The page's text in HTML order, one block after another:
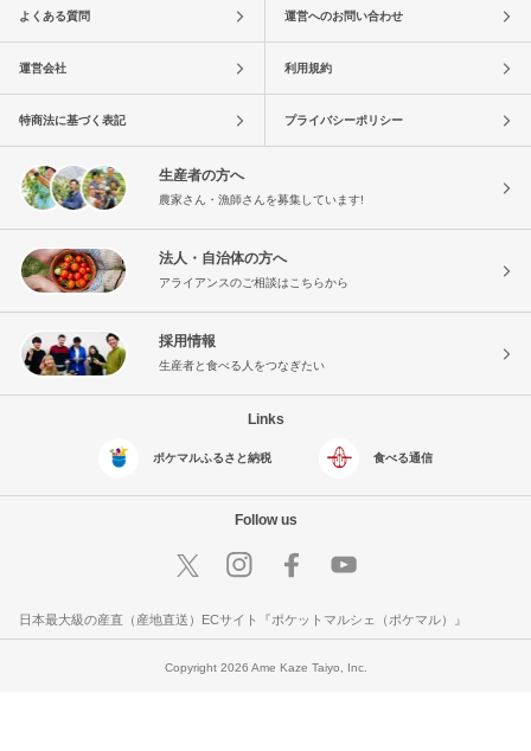
よくある質問 運営へのお問い合わせ
運営会社 利用規約
特商法に基づく表記 プライバシーポリシー
生産者の方へ
農家さん・漁師さんを募集しています!
法人・自治体の方へ
アライアンスのご相談はこちらから
採用情報
生産者と食べる人をつなぎたい
Links
ポケマルふるさと納税 食べる通信
Follow us
日本最大級の産直（産地直送）ECサイト『ポケットマルシェ（ポケマル）』
Copyright 2026 Ame Kaze Taiyo, Inc.